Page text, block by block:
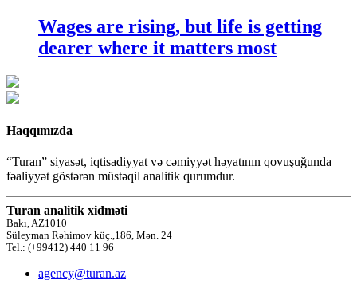
Wages are rising, but life is getting
dearer where it matters most
Haqqımızda
“Turan” siyasət, iqtisadiyyat və cəmiyyət həyatının qovuşuğunda
fəaliyyət göstərən müstəqil analitik qurumdur.
Turan analitik xidməti
Bakı, AZ1010
Süleyman Rəhimov küç.,186, Mən. 24
Tel.: (+99412) 440 11 96
agency@turan.az